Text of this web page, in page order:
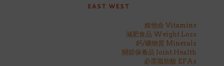
維他命 Vitamins
減肥食品 Weight Loss
鈣/礦物質 Minerals
關節保養品 Joint Health
必需脂肪酸 EFAs